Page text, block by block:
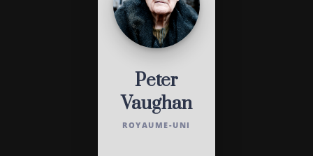
Peter
Vaughan
ROYAUME-UNI